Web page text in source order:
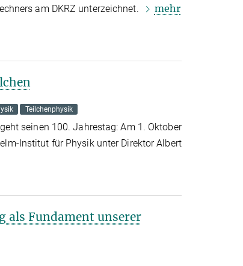
am DKRZ unterzeichnet.
mehr
Teilchenphysik
seinen 100. Jahrestag: Am 1. Oktober
Institut für Physik unter Direktor Albert
als Fundament unserer